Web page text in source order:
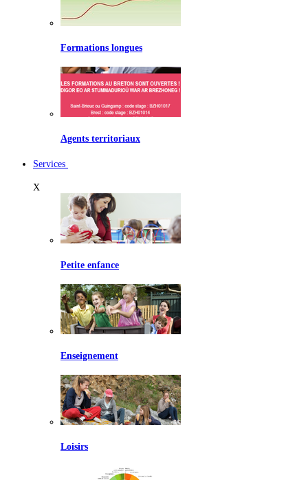
Formations longues
Agents territoriaux
Services
X
Petite enfance
Enseignement
Loisirs